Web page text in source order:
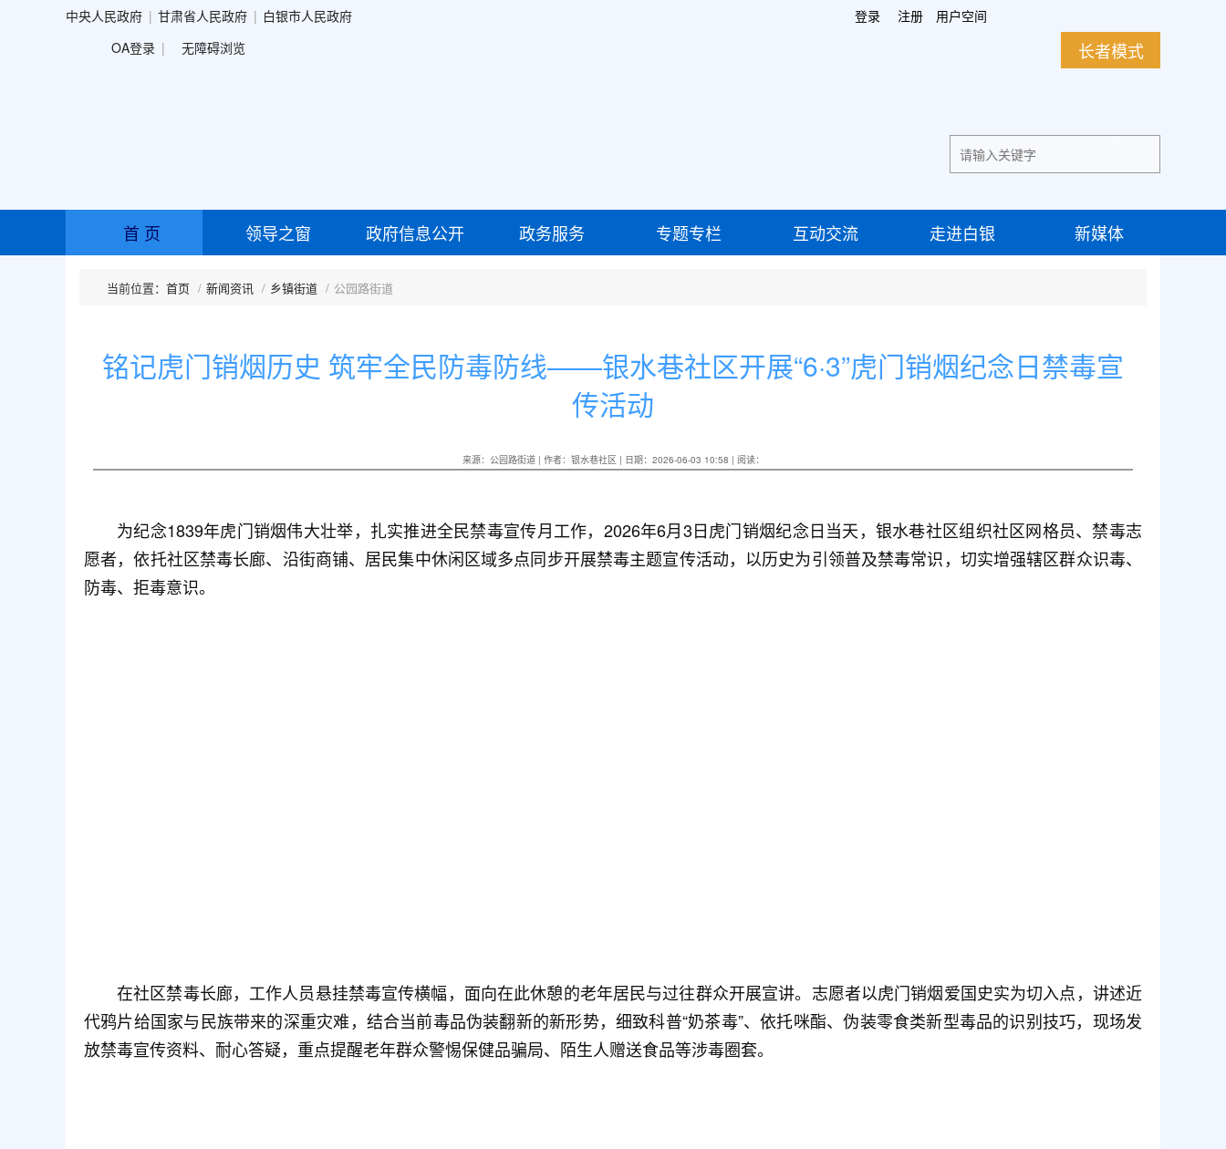
中央人民政府 甘肃省人民政府 白银市人民政府 登录 注册
用户空间
OA登录
无障碍浏览 长者模式
首 页 领导之窗 政府信息公开 政务服务 专题专栏 互动交流 走进白银 新媒体
首页 新闻资讯 乡镇街道 公园路街道
铭记虎门销烟历史 筑牢全民防毒防线——银水巷社区开展“6·3”虎门销烟纪念日禁毒宣
传活动
来源：公园路街道 | 作者：银水巷社区 | 日期：2026-06-03 10:58 | 阅读：
为纪念1839年虎门销烟伟大壮举，扎实推进全民禁毒宣传月工作，2026年6月3日虎门销烟纪念日当天，银水巷社区组织社区网格员、禁毒志
愿者，依托社区禁毒长廊、沿街商铺、居民集中休闲区域多点同步开展禁毒主题宣传活动，以历史为引领普及禁毒常识，切实增强辖区群众识毒、
防毒、拒毒意识。
在社区禁毒长廊，工作人员悬挂禁毒宣传横幅，面向在此休憩的老年居民与过往群众开展宣讲。志愿者以虎门销烟爱国史实为切入点，讲述近
代鸦片给国家与民族带来的深重灾难，结合当前毒品伪装翻新的新形势，细致科普“奶茶毒”、依托咪酯、伪装零食类新型毒品的识别技巧，现场发
放禁毒宣传资料、耐心答疑，重点提醒老年群众警惕保健品骗局、陌生人赠送食品等涉毒圈套。